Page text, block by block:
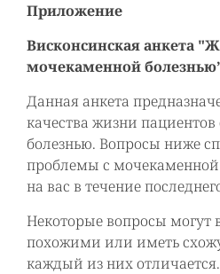
Приложение
Висконсинская анкета
мочекаменной
Данная анкета
качества жизни
болезнью. Вопросы ниже
проблемы с
на вас в течение
Некоторые вопросы могут
похожими или иметь
каждый из них